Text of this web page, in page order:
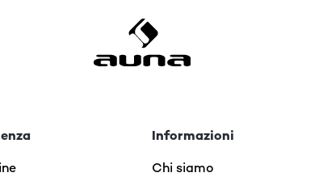
Informazioni
Chi siamo